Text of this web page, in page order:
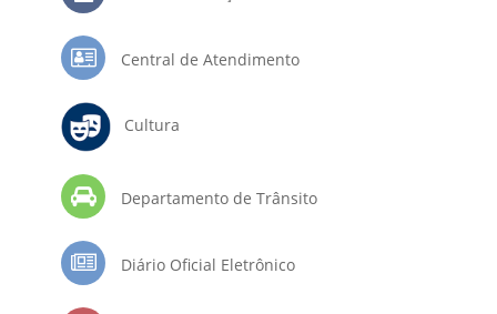
Central de Atendimento
Cultura
Departamento de Trânsito
Diário Oficial Eletrônico